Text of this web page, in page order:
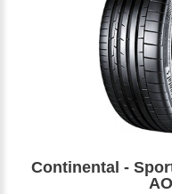
Continental -